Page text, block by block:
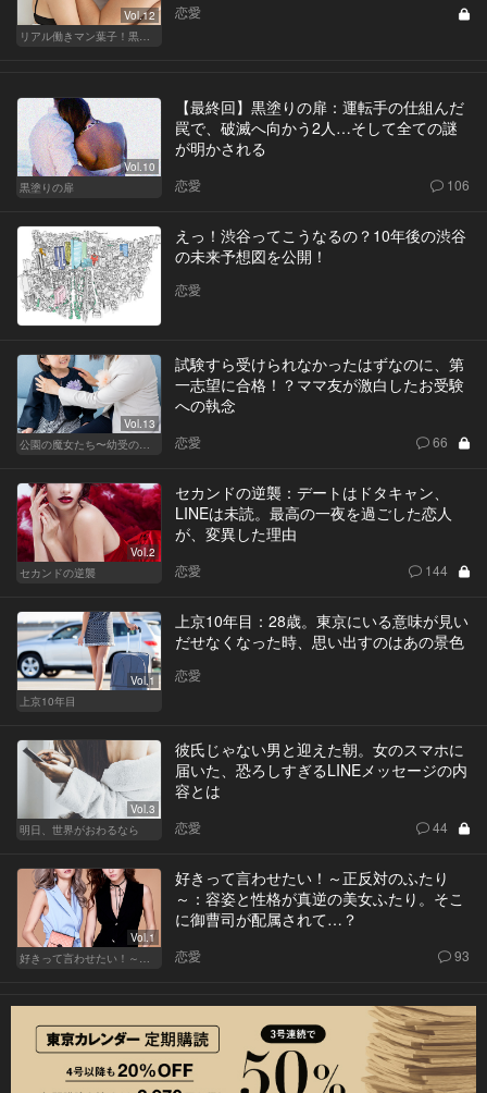
Vol.12
リアル働きマン葉子！黒革の編集手帳 written by 内埜さくら
恋愛
Vol.10
黒塗りの扉
【最終回】黒塗りの扉：運転手の仕組んだ
罠で、破滅へ向かう2人…そして全ての謎
が明かされる
恋愛 106
えっ！渋谷ってこうなるの？10年後の渋谷
の未来予想図を公開！
恋愛
Vol.13
公園の魔女たち〜幼受の世界〜
試験すら受けられなかったはずなのに、第
一志望に合格！？ママ友が激白したお受験
への執念
恋愛 66
Vol.2
セカンドの逆襲
セカンドの逆襲：デートはドタキャン、
LINEは未読。最高の一夜を過ごした恋人
が、変異した理由
恋愛 144
Vol.1
上京10年目
上京10年目：28歳。東京にいる意味が見い
だせなくなった時、思い出すのはあの景色
恋愛
Vol.3
明日、世界がおわるなら
彼氏じゃない男と迎えた朝。女のスマホに
届いた、恐ろしすぎるLINEメッセージの内
容とは
恋愛 44
Vol.1
好きって言わせたい！～正反対のふたり～
好きって言わせたい！～正反対のふたり
～：容姿と性格が真逆の美女ふたり。そこ
に御曹司が配属されて…？
恋愛 93